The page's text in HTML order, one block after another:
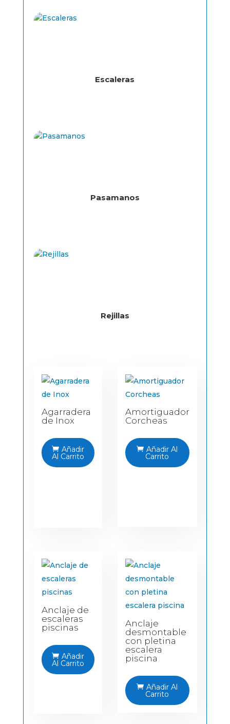
Escaleras
Pasamanos
Rejillas
Agarradera
de Inox
Añadir
Al Carrito
Amortiguador
Corcheas
Añadir Al
Carrito
Anclaje de
escaleras
piscinas
Añadir
Al Carrito
Anclaje
desmontable
con pletina
escalera
piscina
Añadir Al
Carrito